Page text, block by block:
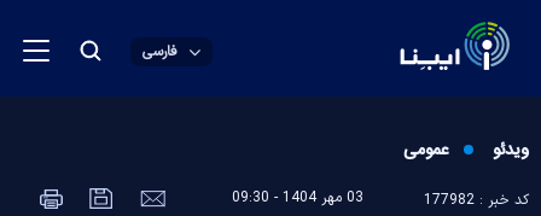
فارسی
ویدئو عمومی
کد خبر : 177982 03 مهر 1404 - 09:30